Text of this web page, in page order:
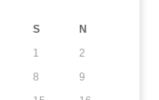
S
N
1
2
8
9